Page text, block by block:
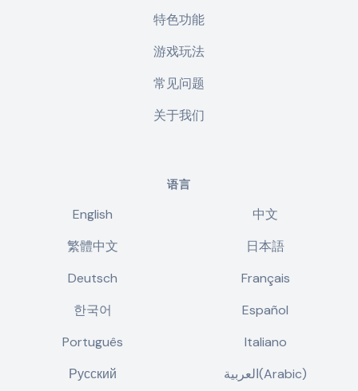
特色功能
游戏玩法
常见问题
关于我们
语言
English
中文
繁體中文
日本語
Deutsch
Français
한국어
Español
Português
Italiano
Русский
العربية(Arabic)